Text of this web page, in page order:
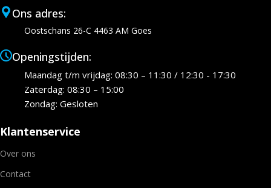
Ons adres:
Oostschans 26-C 4463 AM Goes
Openingstijden:
Maandag t/m vrijdag: 08:30 – 11:30 / 12:30 - 17:30
Zaterdag: 08:30 – 15:00
Zondag: Gesloten
Klantenservice
Over ons
Contact